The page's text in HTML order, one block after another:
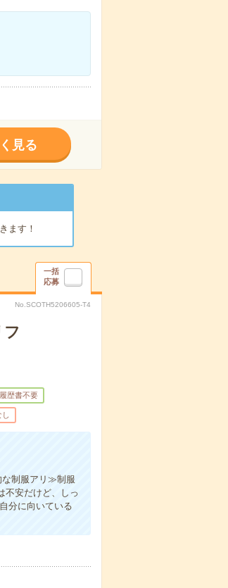
見る
ます！
一括
応募
No.SCOTH5206605-T4
履歴書不要
制服アリ≫制服
安だけど、しっ
分に向いている